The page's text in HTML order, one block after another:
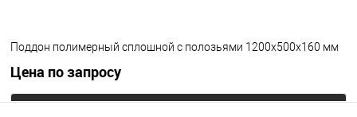
Поддон полимерный сплошной с полозьями 1200х500х160 мм
Цена по запросу